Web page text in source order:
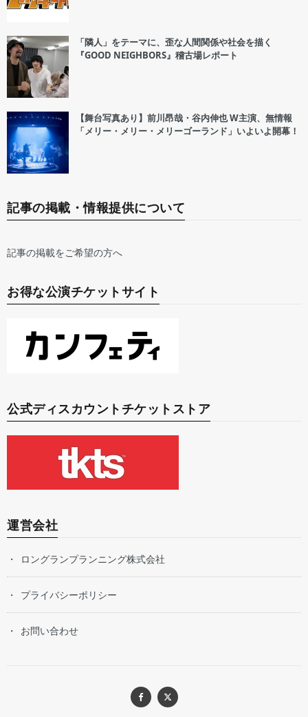
「隣人」をテーマに、歪な人間関係や社会を描く
『GOOD NEIGHBORS』稽古場レポート
【舞台写真あり】前川昂哉・谷内伸也 W主演、無情報
「メリー・メリー・メリーゴーランド」いよいよ開幕！
記事の掲載・情報提供について
記事の掲載をご希望の方へ
お得な公演チケットサイト
公式ディスカウントチケットストア
運営会社
ロングランプランニング株式会社
プライバシーポリシー
お問い合わせ